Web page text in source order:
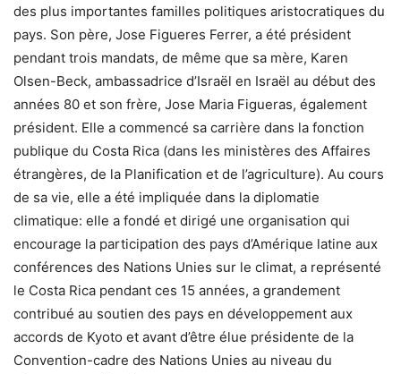
des plus importantes familles politiques aristocratiques du
pays. Son père, Jose Figueres Ferrer, a été président
pendant trois mandats, de même que sa mère, Karen
Olsen-Beck, ambassadrice d’Israël en Israël au début des
années 80 et son frère, Jose Maria Figueras, également
président. Elle a commencé sa carrière dans la fonction
publique du Costa Rica (dans les ministères des Affaires
étrangères, de la Planification et de l’agriculture). Au cours
de sa vie, elle a été impliquée dans la diplomatie
climatique: elle a fondé et dirigé une organisation qui
encourage la participation des pays d’Amérique latine aux
conférences des Nations Unies sur le climat, a représenté
le Costa Rica pendant ces 15 années, a grandement
contribué au soutien des pays en développement aux
accords de Kyoto et avant d’être élue présidente de la
Convention-cadre des Nations Unies au niveau du